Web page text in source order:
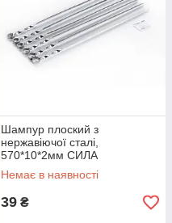
Шампур плоский з
нержавіючої сталі,
570*10*2мм СИЛА
Немає в наявності
39 ₴